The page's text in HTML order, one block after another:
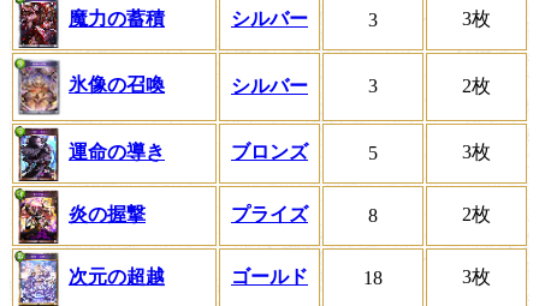
魔力の蓄積 シルバー 3 3枚
氷像の召喚 シルバー 3 2枚
運命の導き ブロンズ 5 3枚
炎の握撃 プライズ 8 2枚
次元の超越 ゴールド 18 3枚